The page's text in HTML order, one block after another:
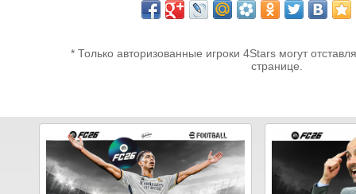
* Только авторизованные игроки 4Stars могут
странице.